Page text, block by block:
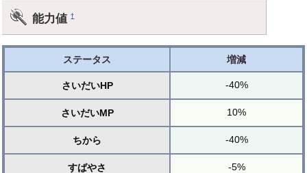
能力値†
ステータス 増減
さいだいHP -40%
さいだいMP 10%
ちから -40%
すばやさ -5%